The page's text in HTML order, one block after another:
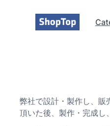
弊社で設計・製作し、販
頂いた後、製作・完成し